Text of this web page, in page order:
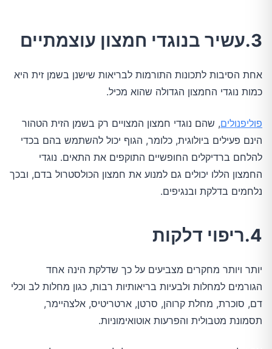
3.עשיר בנוגדי חמצון עוצמתיים
אחת הסיבות לתכונות התורמות לבריאות שישנן בשמן זית היא
כמות נוגדי החמצון הגדולה שהוא מכיל.
פוליפנולים, שהם נוגדי חמצון המצויים רק בשמן הזית הטהור
הינם פעילים ביולוגית, כלומר, הגוף יכול להשתמש בהם בכדי
להלחם ברדיקלים החופשיים התוקפים את התאים. נוגדי
החמצון הללו יכולים גם למנוע את חמצון הכולסטרול בדם, ובכך
נלחמים בדלקת ובנגיפים.
4.ריפוי דלקות
יותר ויותר מחקרים מצביעים על כך שדלקת הינה אחד
הגורמים למחלות ולבעיות בריאותיות רבות, כגון מחלות לב וכלי
דם, סוכרת, מחלת קרוהן, סרטן, ארטריטיס, אלצהיימר,
תסמונת מטבולית והפרעות אוטואימוניות.